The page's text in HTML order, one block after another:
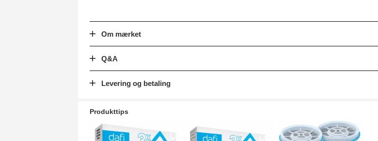
Om mærket
Q&A
Levering og betaling
Produkttips